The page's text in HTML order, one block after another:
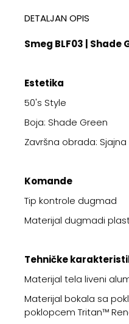
DETALJAN OPIS
Smeg BLF03 | Shade
Estetika
50's Style
Boja: Shade Green
Završna obrada: Sjajna
Komande
Tip kontrole dugmad
Materijal dugmadi
Tehničke
Materijal tela liveni
Materijal bokala sa
poklopcem Tritan™